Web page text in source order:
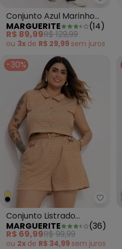
Conjunto Azul Marinho
em Malha
MARGUERITE (14)
R$ 89,99R$ 129,99
ou 3x de R$ 29,99 sem juros
-30%
Conjunto Listrado
Mostarda em Malha
MARGUERITE (36)
R$ 69,99R$ 99,99
ou 2x de R$ 34,99 sem juros